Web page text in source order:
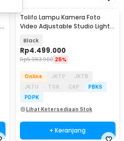
Tolifo Lampu Kamera Foto
Video Adjustable Studio Light
Black
Rp4.499.000
Rp5.983.900 25%
Online JKTP
JKTB
JKTU
TGR CKP
PBKS
PDPK
Lihat Ketersediaan Stok
+ Keranjang